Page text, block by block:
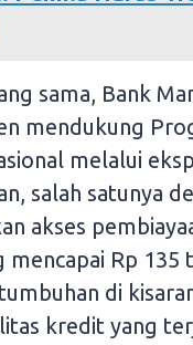
sama, Bank
mendukung
melalui
salah satunya
akses
mencapai Rp 135
di
kredit yang